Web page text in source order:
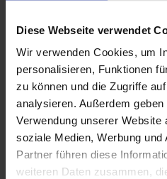
Diese Webseite verwendet
Wir verwenden Cookies, um
personalisieren, Funktionen
zu können und die Zugriffe
analysieren. Außerdem
Verwendung unserer Website
soziale Medien, Werbung
Partner führen diese
weiteren Daten zusammen,